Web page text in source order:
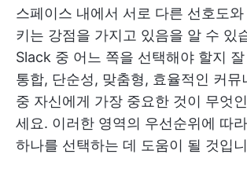
스페이스 내에서 서로 다른 선호도
키는 강점을 가지고 있음을 알 수 있
Slack 중 어느 쪽을 선택해야 할지
통합, 단순성, 맞춤형, 효율적인 커뮤
중 자신에게 가장 중요한 것이 무엇
세요. 이러한 영역의 우선순위에 따
하나를 선택하는 데 도움이 될 것입